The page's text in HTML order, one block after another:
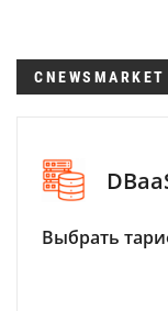
CNEWSMARKET
Выбрать